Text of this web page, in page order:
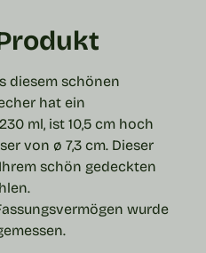
diesem schönen
hat ein
ml, ist 10,5 cm hoch
von ø 7,3 cm. Dieser
schön gedeckten
wurde